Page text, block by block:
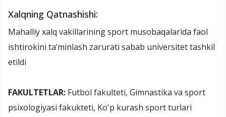
Xalqning Qatnashishi:
Mahalliy xalq vakillarining sport musobaqalarida faol
ishtirokini taʼminlash zarurati sabab universitet tashkil
etildi
FAKULTETLAR: Futbol fakulteti, Gimnastika va sport
psixologiyasi fakukteti, Ko'p kurash sport turlari